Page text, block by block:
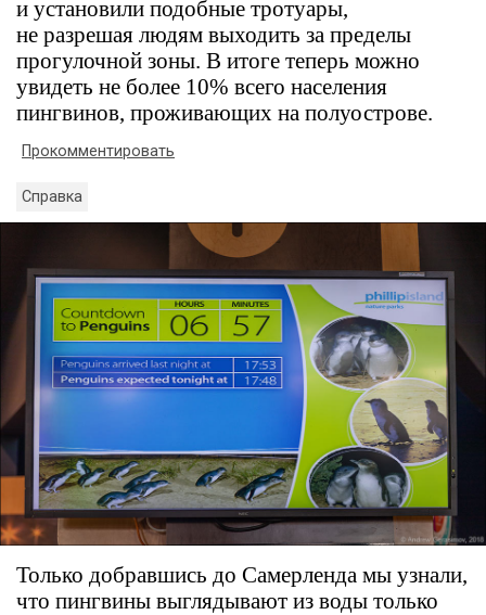
и установили подобные тротуары,
не разрешая людям выходить за пределы
прогулочной зоны. В итоге теперь можно
увидеть не более 10% всего населения
пингвинов, проживающих на полуострове.
Прокомментировать
Справка
Только добравшись до Самерленда мы узнали,
что пингвины выглядывают из воды только